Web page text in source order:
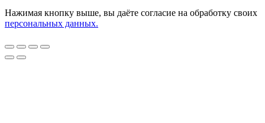
Нажимая кнопку выше, вы даёте согласие на обработку своих
персональных данных.